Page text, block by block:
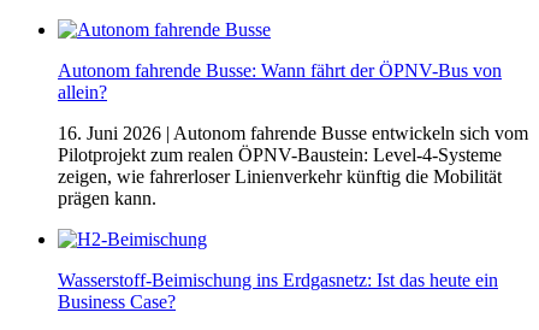
Autonom fahrende Busse: Wann fährt der ÖPNV-Bus von
allein?
16. Juni 2026 | Autonom fahrende Busse entwickeln sich vom
Pilotprojekt zum realen ÖPNV-Baustein: Level-4-Systeme
zeigen, wie fahrerloser Linienverkehr künftig die Mobilität
prägen kann.
Wasserstoff-Beimischung ins Erdgasnetz: Ist das heute ein
Business Case?